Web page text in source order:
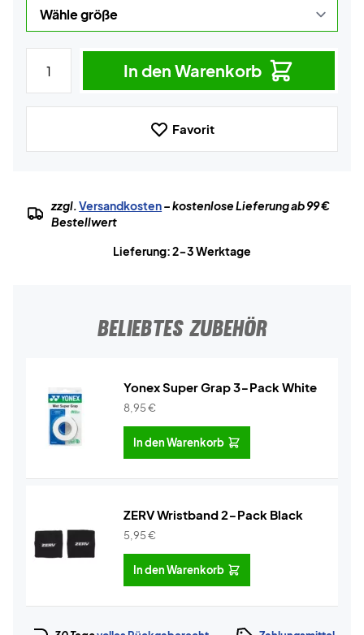
In den Warenkorb
Favorit
zzgl.Versandkosten– kostenlose Lieferung ab 99 €
Bestellwert
Lieferung: 2-3 Werktage
BELIEBTES ZUBEHÖR
Yonex Super Grap 3-Pack White
8,95€
In den Warenkorb
ZERV Wristband 2-Pack Black
5,95€
In den Warenkorb